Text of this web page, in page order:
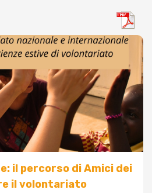
il percorso di Amici dei
il volontariato